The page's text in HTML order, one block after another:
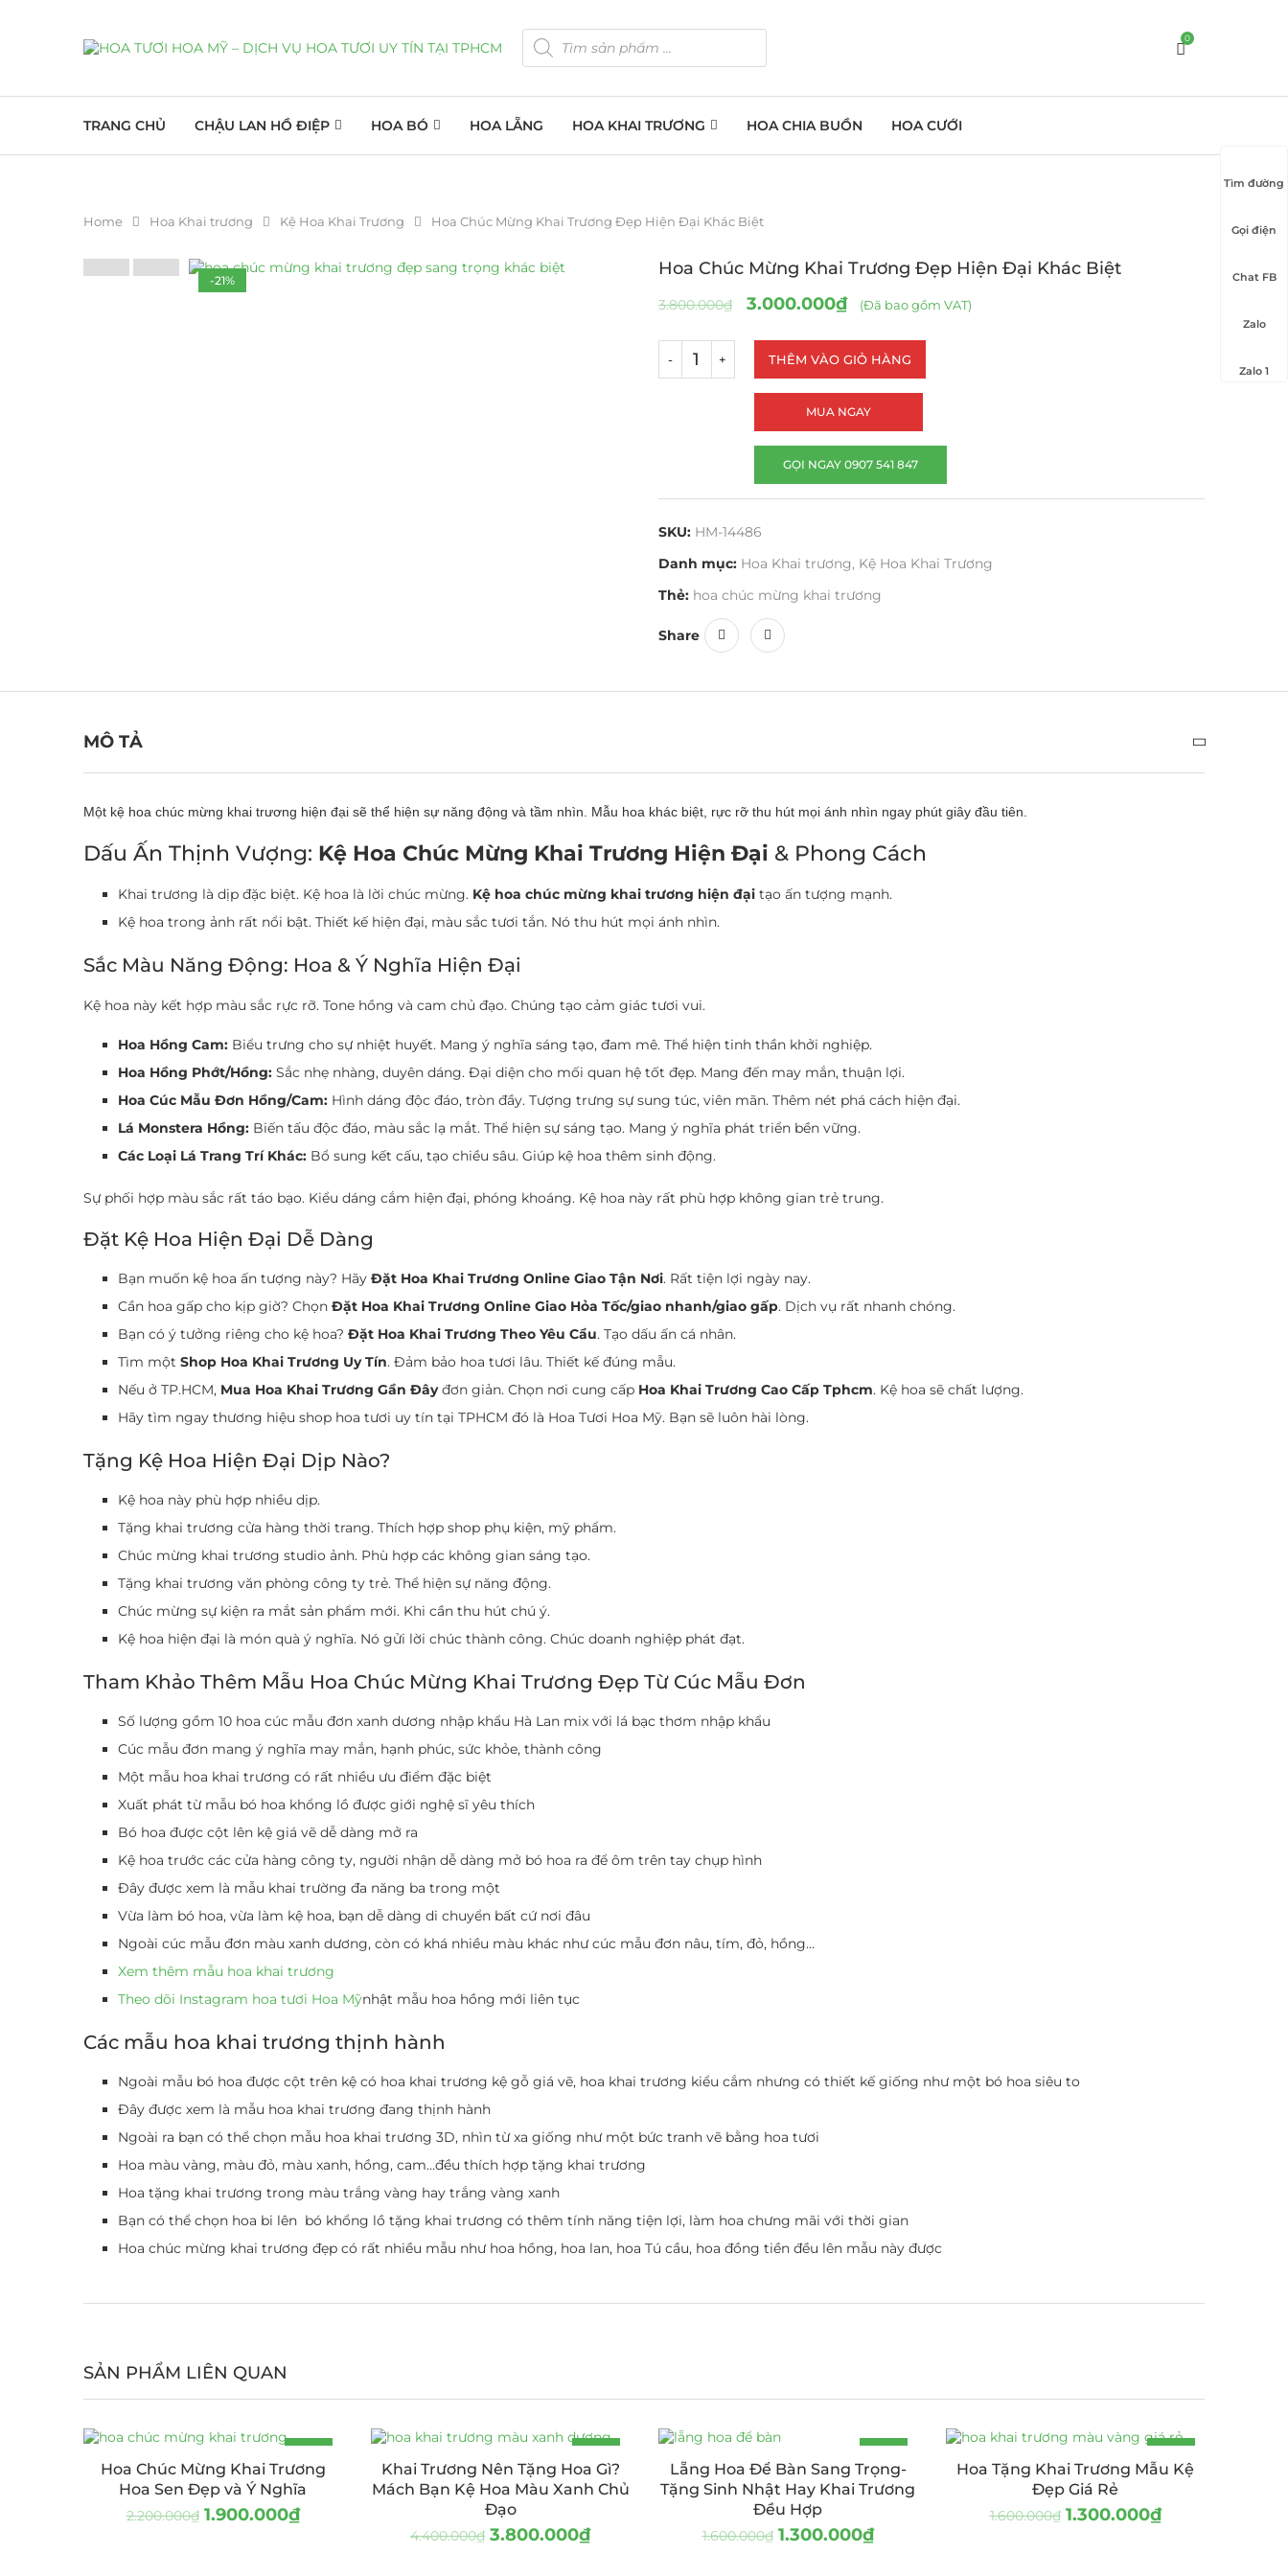
0
TRANG CHỦ CHẬU LAN HỒ ĐIỆP HOA BÓ HOA LẴNG HOA KHAI TRƯƠNG HOA CHIA BUỒN HOA CƯỚI
Home Hoa Khai trương Kệ Hoa Khai Trương Hoa Chúc Mừng Khai Trương Đẹp Hiện Đại Khác Biệt
-21%
Hoa Chúc Mừng Khai Trương Đẹp Hiện Đại Khác Biệt
3.800.000₫ 3.000.000₫ (Đã bao gồm VAT)
THÊM VÀO GIỎ HÀNG
MUA NGAY
GỌI NGAY 0907 541 847
SKU: HM-14486
Danh mục: Hoa Khai trương, Kệ Hoa Khai Trương
Thẻ: hoa chúc mừng khai trương
Share
MÔ TẢ
Một kệ hoa chúc mừng khai trương hiện đại sẽ thể hiện sự năng động và tầm nhìn. Mẫu hoa khác biệt, rực rỡ thu hút mọi ánh nhìn ngay phút giây đầu tiên.
Dấu Ấn Thịnh Vượng: Kệ Hoa Chúc Mừng Khai Trương Hiện Đại & Phong Cách
Khai trương là dịp đặc biệt. Kệ hoa là lời chúc mừng. Kệ hoa chúc mừng khai trương hiện đại tạo ấn tượng mạnh.
Kệ hoa trong ảnh rất nổi bật. Thiết kế hiện đại, màu sắc tươi tắn. Nó thu hút mọi ánh nhìn.
Sắc Màu Năng Động: Hoa & Ý Nghĩa Hiện Đại
Kệ hoa này kết hợp màu sắc rực rỡ. Tone hồng và cam chủ đạo. Chúng tạo cảm giác tươi vui.
Hoa Hồng Cam: Biểu trưng cho sự nhiệt huyết. Mang ý nghĩa sáng tạo, đam mê. Thể hiện tinh thần khởi nghiệp.
Hoa Hồng Phớt/Hồng: Sắc nhẹ nhàng, duyên dáng. Đại diện cho mối quan hệ tốt đẹp. Mang đến may mắn, thuận lợi.
Hoa Cúc Mẫu Đơn Hồng/Cam: Hình dáng độc đáo, tròn đầy. Tượng trưng sự sung túc, viên mãn. Thêm nét phá cách hiện đại.
Lá Monstera Hồng: Biến tấu độc đáo, màu sắc lạ mắt. Thể hiện sự sáng tạo. Mang ý nghĩa phát triển bền vững.
Các Loại Lá Trang Trí Khác: Bổ sung kết cấu, tạo chiều sâu. Giúp kệ hoa thêm sinh động.
Sự phối hợp màu sắc rất táo bạo. Kiểu dáng cắm hiện đại, phóng khoáng. Kệ hoa này rất phù hợp không gian trẻ trung.
Đặt Kệ Hoa Hiện Đại Dễ Dàng
Bạn muốn kệ hoa ấn tượng này? Hãy Đặt Hoa Khai Trương Online Giao Tận Nơi. Rất tiện lợi ngày nay.
Cần hoa gấp cho kịp giờ? Chọn Đặt Hoa Khai Trương Online Giao Hỏa Tốc/giao nhanh/giao gấp. Dịch vụ rất nhanh chóng.
Bạn có ý tưởng riêng cho kệ hoa? Đặt Hoa Khai Trương Theo Yêu Cầu. Tạo dấu ấn cá nhân.
Tìm một Shop Hoa Khai Trương Uy Tín. Đảm bảo hoa tươi lâu. Thiết kế đúng mẫu.
Nếu ở TP.HCM, Mua Hoa Khai Trương Gần Đâyđơn giản. Chọn nơi cung cấp Hoa Khai Trương Cao Cấp Tphcm. Kệ hoa sẽ chất lượng.
Hãy tìm ngay thương hiệu shop hoa tươi uy tín tại TPHCM đó là Hoa Tươi Hoa Mỹ. Bạn sẽ luôn hài lòng.
Tặng Kệ Hoa Hiện Đại Dịp Nào?
Kệ hoa này phù hợp nhiều dịp.
Tặng khai trương cửa hàng thời trang. Thích hợp shop phụ kiện, mỹ phẩm.
Chúc mừng khai trương studio ảnh. Phù hợp các không gian sáng tạo.
Tặng khai trương văn phòng công ty trẻ. Thể hiện sự năng động.
Chúc mừng sự kiện ra mắt sản phẩm mới. Khi cần thu hút chú ý.
Kệ hoa hiện đại là món quà ý nghĩa. Nó gửi lời chúc thành công. Chúc doanh nghiệp phát đạt.
Tham Khảo Thêm Mẫu Hoa Chúc Mừng Khai Trương Đẹp Từ Cúc Mẫu Đơn
Số lượng gồm 10 hoa cúc mẫu đơn xanh dương nhập khẩu Hà Lan mix với lá bạc thơm nhập khẩu
Cúc mẫu đơn mang ý nghĩa may mắn, hạnh phúc, sức khỏe, thành công
Một mẫu hoa khai trương có rất nhiều ưu điểm đặc biệt
Xuất phát từ mẫu bó hoa khổng lồ được giới nghệ sĩ yêu thích
Bó hoa được cột lên kệ giá vẽ dễ dàng mở ra
Kệ hoa trước các cửa hàng công ty, người nhận dễ dàng mở bó hoa ra để ôm trên tay chụp hình
Đây được xem là mẫu khai trường đa năng ba trong một
Vừa làm bó hoa, vừa làm kệ hoa, bạn dễ dàng di chuyển bất cứ nơi đâu
Ngoài cúc mẫu đơn màu xanh dương, còn có khá nhiều màu khác như cúc mẫu đơn nâu, tím, đỏ, hồng…
Xem thêm mẫu hoa khai trương
Theo dõi Instagram hoa tươi Hoa Mỹnhật mẫu hoa hồng mới liên tục
Các mẫu hoa khai trương thịnh hành
Ngoài mẫu bó hoa được cột trên kệ có hoa khai trương kệ gỗ giá vẽ, hoa khai trương kiểu cắm nhưng có thiết kế giống như một bó hoa siêu to
Đây được xem là mẫu hoa khai trương đang thịnh hành
Ngoài ra bạn có thể chọn mẫu hoa khai trương 3D, nhìn từ xa giống như một bức tranh vẽ bằng hoa tươi
Hoa màu vàng, màu đỏ, màu xanh, hồng, cam…đều thích hợp tặng khai trương
Hoa tặng khai trương trong màu trắng vàng hay trắng vàng xanh
Bạn có thể chọn hoa bi lên bó khổng lồ tặng khai trương có thêm tính năng tiện lợi, làm hoa chưng mãi với thời gian
Hoa chúc mừng khai trương đẹp có rất nhiều mẫu như hoa hồng, hoa lan, hoa Tú cầu, hoa đồng tiền đều lên mẫu này được
SẢN PHẨM LIÊN QUAN
-14%
Hoa Chúc Mừng Khai Trương
Hoa Sen Đẹp và Ý Nghĩa
2.200.000₫ 1.900.000₫
-14%
Khai Trương Nên Tặng Hoa Gì?
Mách Bạn Kệ Hoa Màu Xanh Chủ
Đạo
4.400.000₫ 3.800.000₫
-19%
Lẵng Hoa Để Bàn Sang Trọng-
Tặng Sinh Nhật Hay Khai Trương
Đều Hợp
1.600.000₫ 1.300.000₫
-19%
Hoa Tặng Khai Trương Mẫu Kệ
Đẹp Giá Rẻ
1.600.000₫ 1.300.000₫
Tìm đường
Gọi điện
Chat FB
Zalo
Zalo 1